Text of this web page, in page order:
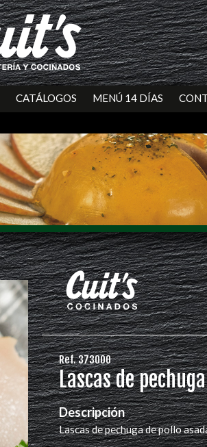
CATÁLOGOS MENÚ 14 DÍAS
Ref. 373000
Lascas de
Descripción
Lascas de pechuga de pollo